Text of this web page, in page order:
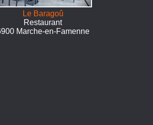
Le Baragoû
Restaurant
Marche-en-Famenne